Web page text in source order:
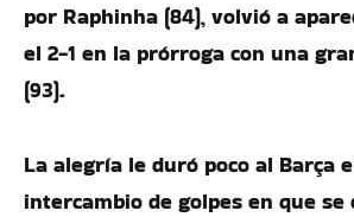
por Raphinha (84), volvió a
el 2-1 en la prórroga con una
(93).
La alegría le duró poco al Barça
intercambio de golpes en que